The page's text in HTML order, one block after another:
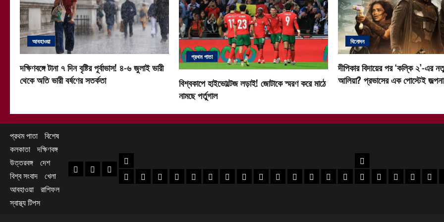
আবহাওয়া
দক্ষিণবঙ্গে টানা ৭ দিন বৃষ্টির পূর্বাভাস! ৪-৬ জুলাই ভারী
থেকে অতি ভারী বর্ষণের সতর্কতা
প্রথম পাতা
বিশ্বকাপে হাইভোল্টেজ লড়াই! জোটাকে স্মরণ করে মাঠে
নামছে পর্তুগাল
বিনোদন
দীপিকার বিদায়ের পর ‘কল্কি ২’-এর
আলিয়া? প্রভাসের এক পোস্টেই জল্পনা
প্রথম পাতা বিশেষ
কলকাতা দক্ষিণবঙ্গ
উত্তরবঙ্গ দেশ
বিশ্ব সংবাদ খেলা
আবহাওয়া রাশিফল
স্বাস্থ্য টিপস
প্রথম পাতা
বিশেষ কলকাতা
দক্ষিণবঙ্গ
হাওড়া খবরদক্ষিণ ২৪ পরগনা খবর
উত্তর ২৪ পরগনা খবর
হুগলি খবরনদিয়া খবরপূর্ব মেদিনীপুর খবর
পশ্চিম মেদিনীপুর খবর
ঝাড়গ্রাম খবর
পুরুলিয়া খবর
বাঁকুড়া খবরপশ্চিম বর্ধমান খবর
পূর্ব বর্ধমান খবর
বীরভূম খবরমুর্শিদাবাদ খবর
উত্তরবঙ্গ
কোচবিহার নিউজ
আলিপুরদুয়ার খবর
জলপাইগুড়ি খবর
শিলিগুড়ি